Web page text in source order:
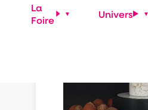
La
Foire
Univers